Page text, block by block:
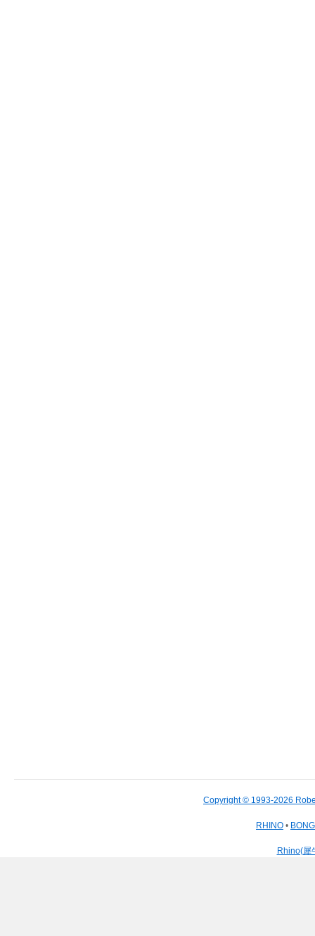
Copyright © 1993-2026
RHINO •
Rhino(犀